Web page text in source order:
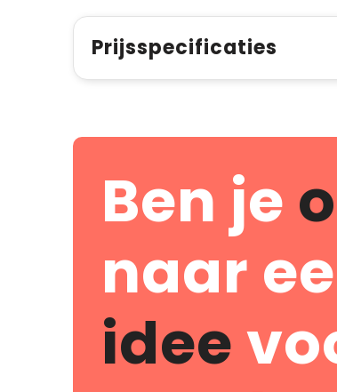
Prijsspecificaties
Ben je
naar
idee